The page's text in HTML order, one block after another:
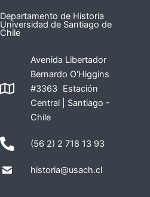
Departamento de Historia
Universidad de Santiago de
Chile
Avenida Libertador
Bernardo O'Higgins
#3363 Estación
Central | Santiago -
Chile
(56 2) 2 718 13 93
historia@usach.cl